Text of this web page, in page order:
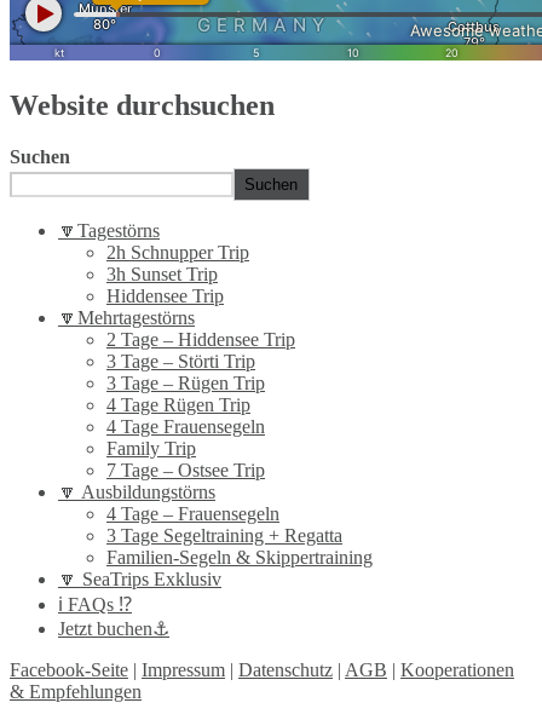
Website durchsuchen
Suchen
Suchen
🔽Tagestörns
2h Schnupper Trip
3h Sunset Trip
Hiddensee Trip
🔽Mehrtagestörns
2 Tage – Hiddensee Trip
3 Tage – Störti Trip
3 Tage – Rügen Trip
4 Tage Rügen Trip
4 Tage Frauensegeln
Family Trip
7 Tage – Ostsee Trip
🔽 Ausbildungstörns
4 Tage – Frauensegeln
3 Tage Segeltraining + Regatta
Familien-Segeln & Skippertraining
🔽 SeaTrips Exklusiv
ℹ️ FAQs ⁉️
Jetzt buchen⚓️
Facebook-Seite | Impressum | Datenschutz | AGB | Kooperationen
& Empfehlungen